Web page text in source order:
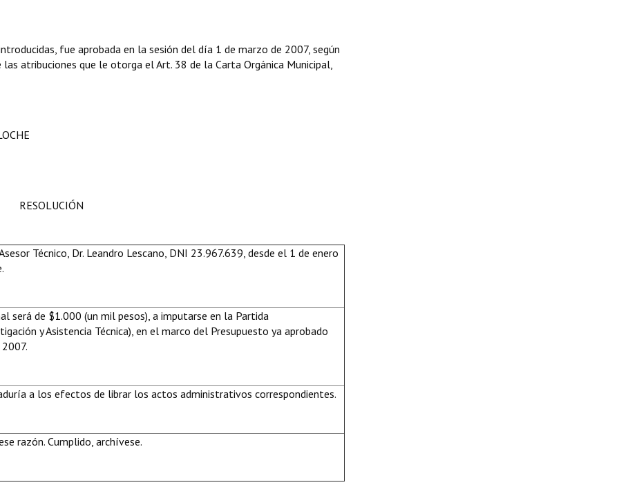
fue aprobada en la sesión del día 1 de marzo de 2007, según
atribuciones que le otorga el Art. 38 de la Carta Orgánica Municipal,
RESOLUCIÓN
Técnico, Dr. Leandro Lescano, DNI 23.967.639, desde el 1 de enero
de $1.000 (un mil pesos), a imputarse en la Partida
y Asistencia Técnica), en el marco del Presupuesto ya aprobado
a los efectos de librar los actos administrativos correspondientes.
razón. Cumplido, archívese.